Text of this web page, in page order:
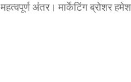
अंतर। मार्केटिंग ब्रोशर